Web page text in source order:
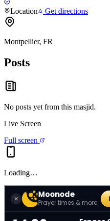
Location Get directions
Montpellier, FR
Posts
No posts yet from this masjid.
Live Screen
Full screen
Loading…